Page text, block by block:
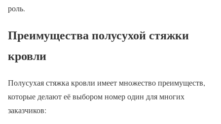
роль.
Преимущества полусухой стяжки
кровли
Полусухая стяжка кровли имеет множество преимуществ,
которые делают её выбором номер один для многих
заказчиков: